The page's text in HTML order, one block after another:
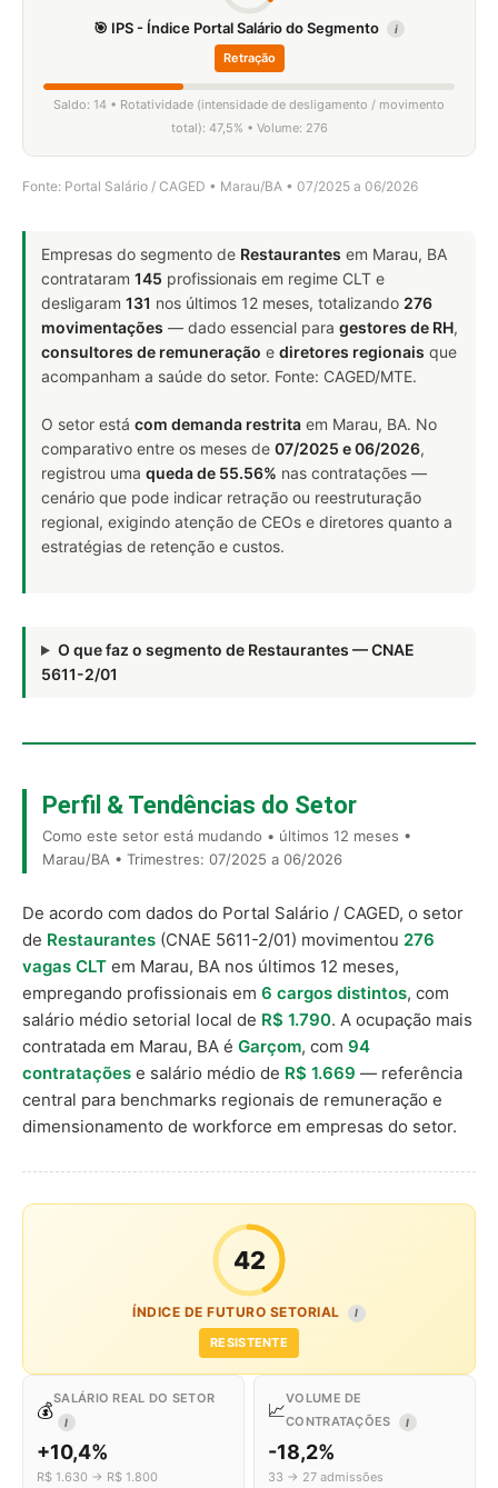
🎯 IPS - Índice Portal Salário do Segmento i
Retração
Saldo: 14 • Rotatividade (intensidade de desligamento / movimento
total): 47,5% • Volume: 276
Fonte: Portal Salário / CAGED • Marau/BA • 07/2025 a 06/2026
Empresas do segmento de Restaurantes em Marau, BA
contrataram 145 profissionais em regime CLT e
desligaram 131 nos últimos 12 meses, totalizando 276
movimentações — dado essencial para gestores de RH,
consultores de remuneração e diretores regionais que
acompanham a saúde do setor. Fonte: CAGED/MTE.
O setor está com demanda restrita em Marau, BA. No
comparativo entre os meses de 07/2025 e 06/2026,
registrou uma queda de 55.56% nas contratações —
cenário que pode indicar retração ou reestruturação
regional, exigindo atenção de CEOs e diretores quanto a
estratégias de retenção e custos.
O que faz o segmento de Restaurantes — CNAE
5611-2/01
Perfil & Tendências do Setor
Como este setor está mudando • últimos 12 meses •
Marau/BA • Trimestres: 07/2025 a 06/2026
De acordo com dados do Portal Salário / CAGED, o setor
de Restaurantes (CNAE 5611-2/01) movimentou 276
vagas CLT em Marau, BA nos últimos 12 meses,
empregando profissionais em 6 cargos distintos, com
salário médio setorial local de R$ 1.790. A ocupação mais
contratada em Marau, BA é Garçom, com 94
contratações e salário médio de R$ 1.669 — referência
central para benchmarks regionais de remuneração e
dimensionamento de workforce em empresas do setor.
42
ÍNDICE DE FUTURO SETORIAL I
RESISTENTE
💰
SALÁRIO REAL DO SETOR
I
+10,4%
R$ 1.630 → R$ 1.800
📈
VOLUME DE
CONTRATAÇÕES
I
-18,2%
33 → 27 admissões